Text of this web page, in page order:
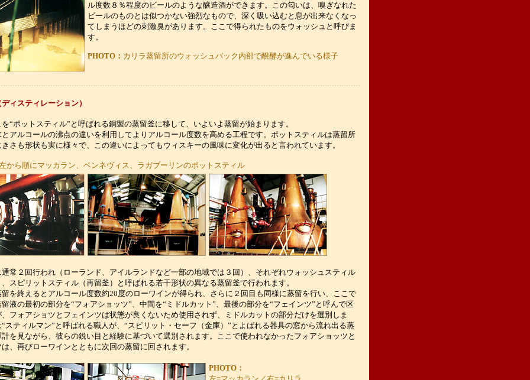
ル度数８％程度のビールのような醸造酒ができます。この匂いは、嗅ぎなれた
ビールのものとは似つかない強烈なもので、深く吸い込むと息が出来なくなっ
てしまうほどの刺激臭があります。ここで得られたものをウォッシュと呼びま
す。
PHOTO： カリラ蒸留所のウォッシュバック内部で醗酵が進んでいる様子
ィスティレーション）
“ポットスティル”と呼ばれる銅製の蒸留釜に移して、いよいよ蒸留が始まります。
アルコールの沸点の違いを利用してよりアルコール度数を高める工程です。ポットスティルは蒸留所
さも形状も実に様々で、この違いによってもウィスキーの風味に変化が出ると言われています。
から順にマッカラン、ベンネヴィス、ラガブーリンのポットスティル
常２回行われ（ローランド、アイルランドなど一部の地域では３回）、それぞれウォッシュスティル
スピリットスティル（再留釜）と呼ばれる若干形状の異なる蒸留釜で行われます。
を終えるとアルコール度数約20度のローワインが得られ、さらに２回目も同様に蒸留を行い、ここで
液の最初の部分を“フォアショッツ”、中間を“ミドルカット”、最後の部分を“フェインツ”と呼んで区
フォアショツとフェインツは状態が良くないため使用されず、ミドルカットの部分だけを選別しま
スティルマン”と呼ばれる職人が、“スピリット・セーフ（金庫）”とよばれる器具の窓から流れ出る蒸
を見ながら、彼らの鋭い目と経験に基づいて選別されます。ここで使われなかったフォアショッツと
、再びローワインとともに次回の蒸留に回されます。
PHOTO：